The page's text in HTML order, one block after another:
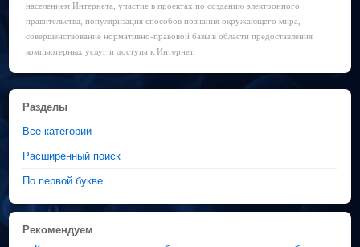
населением Интернета, участие в проектах по созданию электронного
правительства, популяризация способов познания окружающего мира,
совершенствование нормативно-правовой базы в области предоставления
компьютерных услуг и доступа к Интернет.
Разделы
Все категории
Расширенный поиск
По первой букве
Рекомендуем